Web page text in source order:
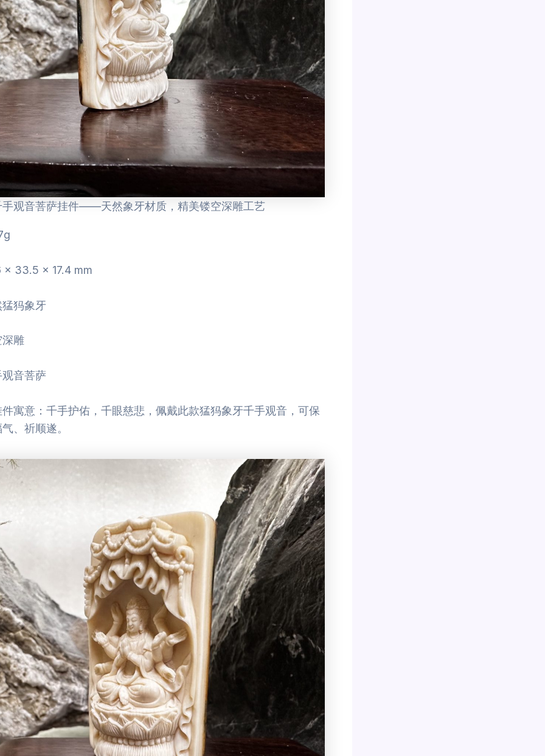
手观音菩萨挂件——天然象牙材质，精美镂空深雕工艺
× 33.5 × 17.4 mm
犸象牙
雕
音菩萨
寓意：千手护佑，千眼慈悲，佩戴此款猛犸象牙千手观音，可保
、祈顺遂。